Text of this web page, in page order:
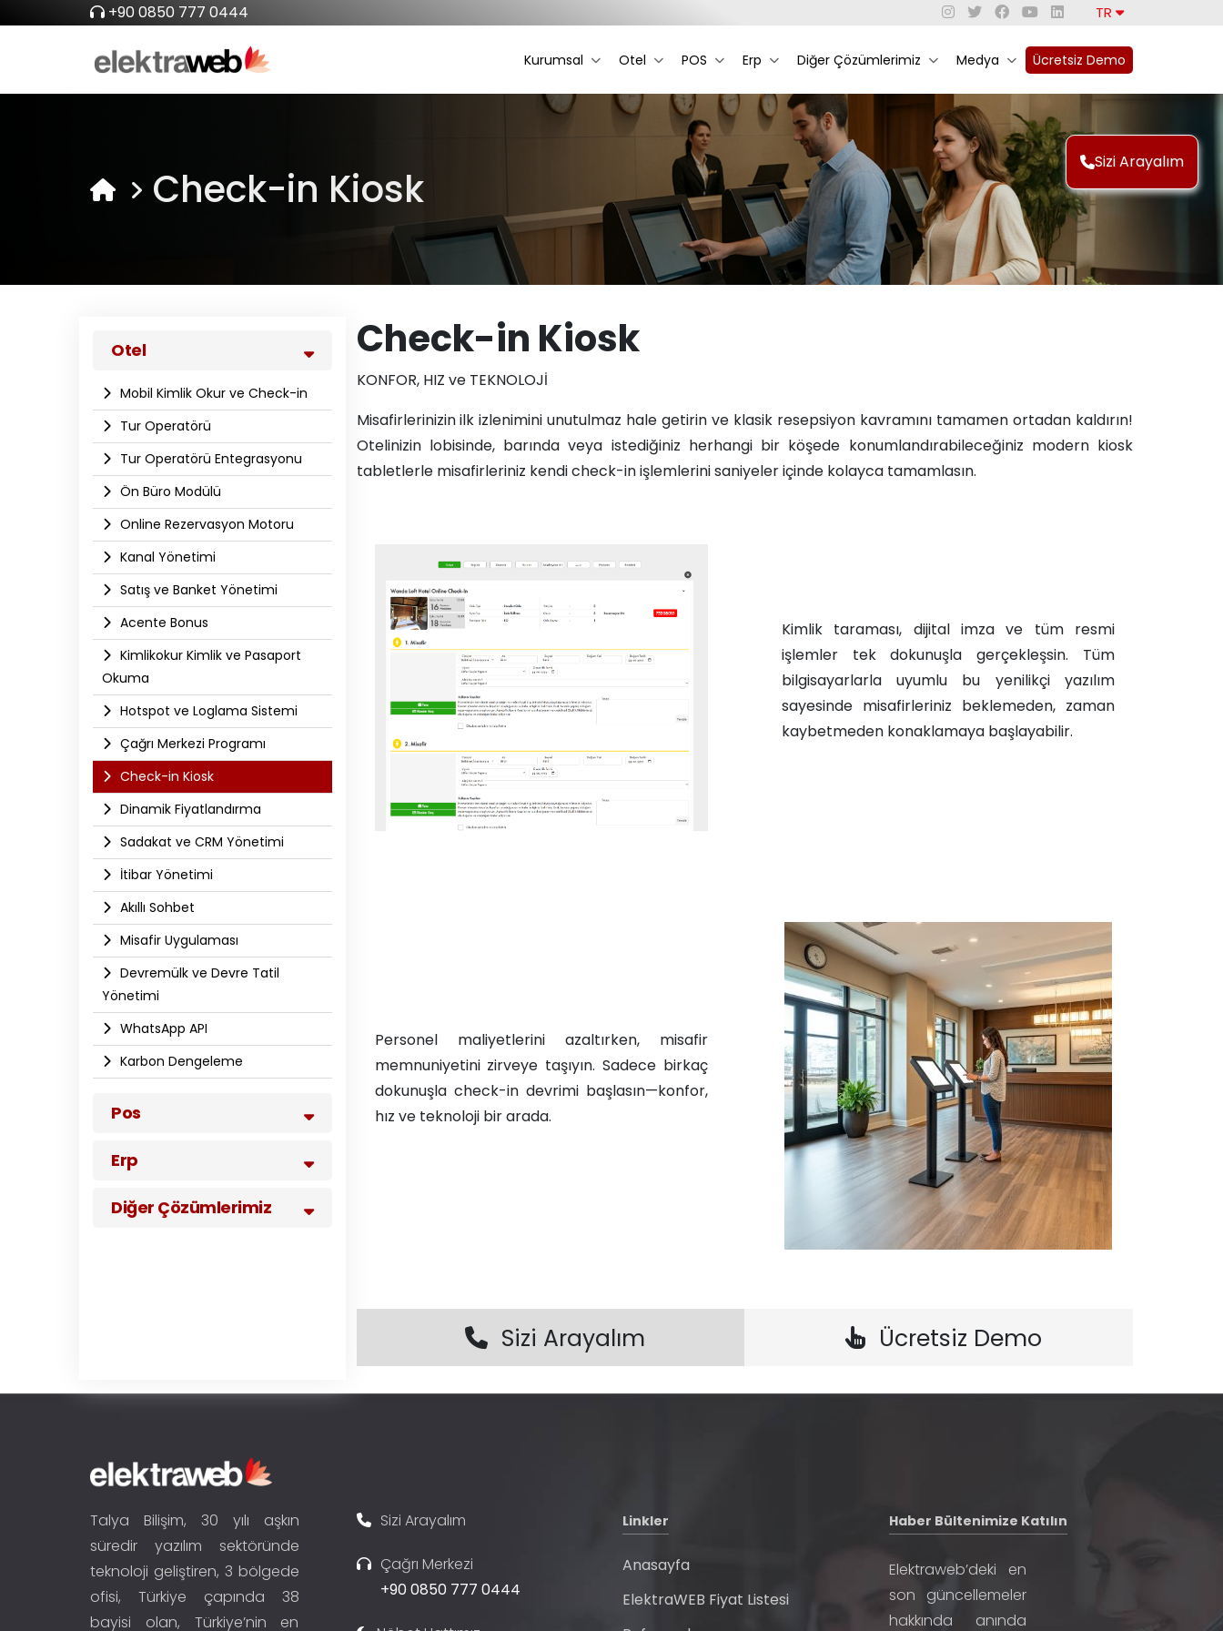
+90 0850 777 0444 TR
Kurumsal Otel POS Erp Diğer Çözümlerimiz Medya Ücretsiz Demo
Sizi Arayalım
Check-in Kiosk
Otel
Mobil Kimlik Okur ve Check-in
Tur Operatörü
Tur Operatörü Entegrasyonu
Ön Büro Modülü
Online Rezervasyon Motoru
Kanal Yönetimi
Satış ve Banket Yönetimi
Acente Bonus
Kimlikokur Kimlik ve Pasaport
Okuma
Hotspot ve Loglama Sistemi
Çağrı Merkezi Programı
Check-in Kiosk
Dinamik Fiyatlandırma
Sadakat ve CRM Yönetimi
İtibar Yönetimi
Akıllı Sohbet
Misafir Uygulaması
Devremülk ve Devre Tatil
Yönetimi
WhatsApp API​
Karbon Dengeleme
Pos
Erp
Diğer Çözümlerimiz
Check-in Kiosk
KONFOR, HIZ ve TEKNOLOJİ
Misafirlerinizin ilk izlenimini unutulmaz hale getirin ve klasik resepsiyon kavramını tamamen ortadan kaldırın!
Otelinizin lobisinde, barında veya istediğiniz herhangi bir köşede konumlandırabileceğiniz modern kiosk
tabletlerle misafirleriniz kendi check-in işlemlerini saniyeler içinde kolayca tamamlasın.
Kimlik taraması, dijital imza ve tüm resmi
işlemler tek dokunuşla gerçekleşsin. Tüm
bilgisayarlarla uyumlu bu yenilikçi yazılım
sayesinde misafirleriniz beklemeden, zaman
kaybetmeden konaklamaya başlayabilir.
Personel maliyetlerini azaltırken, misafir
memnuniyetini zirveye taşıyın. Sadece birkaç
dokunuşla check-in devrimi başlasın—konfor,
hız ve teknoloji bir arada.
Sizi Arayalım Ücretsiz Demo
Talya Bilişim, 30 yılı aşkın
süredir yazılım sektöründe
teknoloji geliştiren, 3 bölgede
ofisi, Türkiye çapında 38
bayisi olan, Türkiye’nin en
Sizi Arayalım
Çağrı Merkezi
+90 0850 777 0444
Linkler
Anasayfa
ElektraWEB Fiyat Listesi
Haber Bültenimize Katılın
Elektraweb’deki en
son güncellemeler
hakkında anında